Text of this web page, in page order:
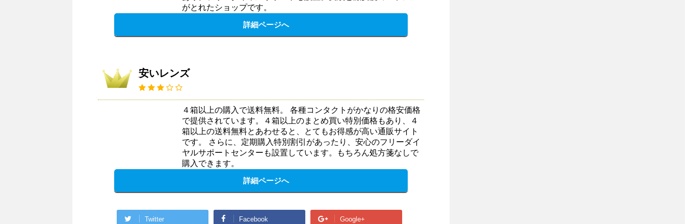
がとれたショップです。
詳細ページへ
安いレンズ
４箱以上の購入で送料無料。 各種コンタクトがかなりの格安価格
で提供されています。４箱以上のまとめ買い特別価格もあり、４
箱以上の送料無料とあわせると、とてもお得感が高い通販サイト
です。 さらに、定期購入特別割引があったり、安心のフリーダイ
ヤルサポートセンターも設置しています。もちろん処方箋なしで
購入できます。
詳細ページへ
Twitter Facebook Google+